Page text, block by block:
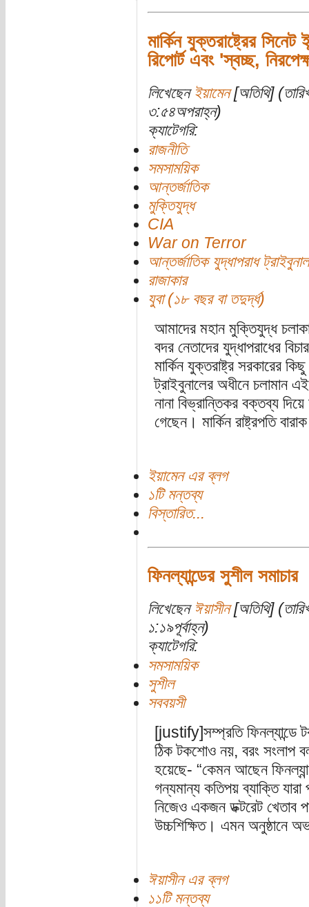
মার্কিন যুক্তরাষ্ট্রের
রিপোর্ট এবং 'স্বচ্ছ,
লিখেছেন ইয়ামেন[অতিথি]
৩:৫৪অপরাহ্ন)
ক্যাটেগরি:
রাজনীতি
সমসাময়িক
আন্তর্জাতিক
মুক্তিযুদ্ধ
CIA
War on Terror
আন্তর্জাতিক যুদ্ধাপরাধ ট্রাইবুনাল
রাজাকার
যুবা (১৮ বছর বা তদুর্দ্ধ)
আমাদের মহান মুক্তিযুদ্ধ
বদর নেতাদের যুদ্ধাপরাধের
মার্কিন যুক্তরাষ্ট্র সরকারের
ট্রাইবুনালের অধীনে চলামান
নানা বিভ্রান্তিকর বক্তব্য
গেছেন। মার্কিন রাষ্ট্রপতি
ইয়ামেন এর ব্লগ
১টি মন্তব্য
বিস্তারিত...
ফিনল্যান্ডের সুশীল সমাচার
লিখেছেন ঈয়াসীন[অতিথি]
১:১৯পূর্বাহ্ন)
ক্যাটেগরি:
সমসাময়িক
সুশীল
সববয়সী
[justify]সম্প্রতি
ঠিক টকশোও নয়, বরং সংলাপ
হয়েছে- “কেমন আছেন ফিনল্যান্ড
গন্যমান্য কতিপয় ব্যাক্তি যারা
নিজেও একজন ডক্টরেট খেতাব
উচ্চশিক্ষিত। এমন অনুষ্ঠানে
ঈয়াসীন এর ব্লগ
১১টি মন্তব্য